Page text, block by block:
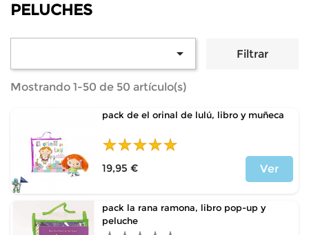
PELUCHES
 Filtrar
Mostrando 1-50 de 50 artículo(s)
pack de el orinal de lulú, libro y muñeca
19,95 €
Ver
pack la rana ramona, libro pop-up y
peluche